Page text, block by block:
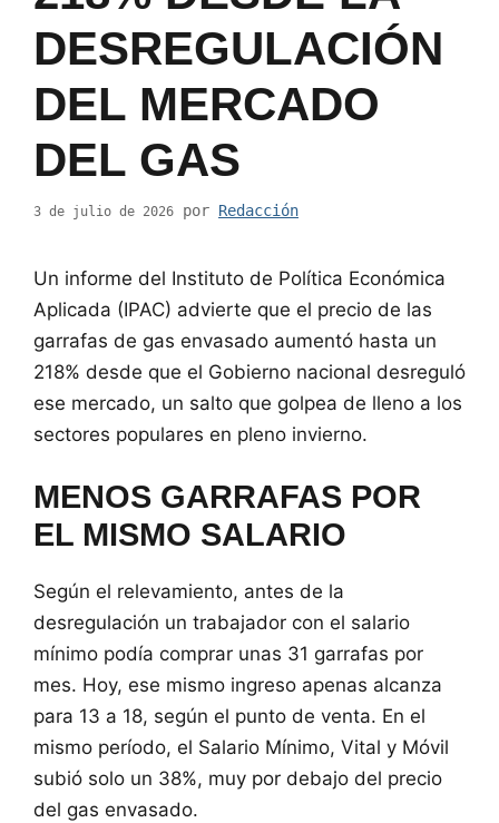
DESREGULACIÓN
DEL MERCADO
DEL GAS
3 de julio de 2026 por Redacción
Un informe del Instituto de Política Económica
Aplicada (IPAC) advierte que el precio de las
garrafas de gas envasado aumentó hasta un
218% desde que el Gobierno nacional desreguló
ese mercado, un salto que golpea de lleno a los
sectores populares en pleno invierno.
MENOS GARRAFAS POR
EL MISMO SALARIO
Según el relevamiento, antes de la
desregulación un trabajador con el salario
mínimo podía comprar unas 31 garrafas por
mes. Hoy, ese mismo ingreso apenas alcanza
para 13 a 18, según el punto de venta. En el
mismo período, el Salario Mínimo, Vital y Móvil
subió solo un 38%, muy por debajo del precio
del gas envasado.